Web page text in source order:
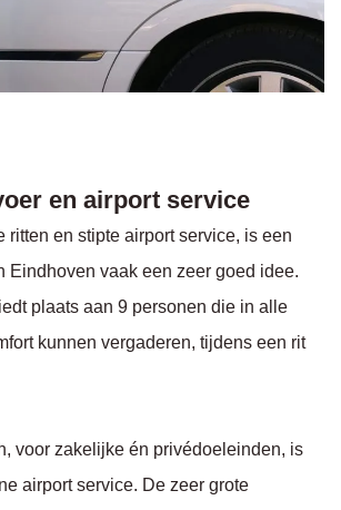
en airport service
ritten en stipte airport service, is een
Eindhoven vaak een zeer goed idee.
plaats aan 9 personen die in alle
kunnen vergaderen, tijdens een rit
voor zakelijke én privédoeleinden, is
airport service. De zeer grote